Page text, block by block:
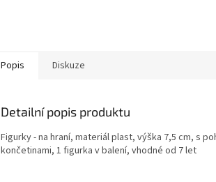
Popis Diskuze
Detailní popis produktu
Figurky - na hraní, materiál plast, výška 7,5 cm, s
končetinami, 1 figurka v balení, vhodné od 7 let